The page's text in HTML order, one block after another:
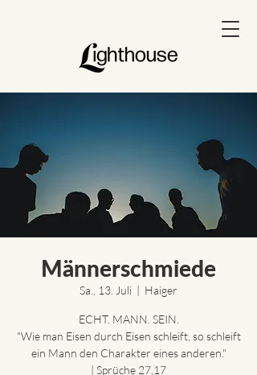
Männerschmiede
Sa., 13. Juli
  |
Haiger
ECHT. MANN. SEIN.
"Wie man Eisen durch Eisen schleift, so schleift
ein Mann den Charakter eines anderen."
| Sprüche 27,17